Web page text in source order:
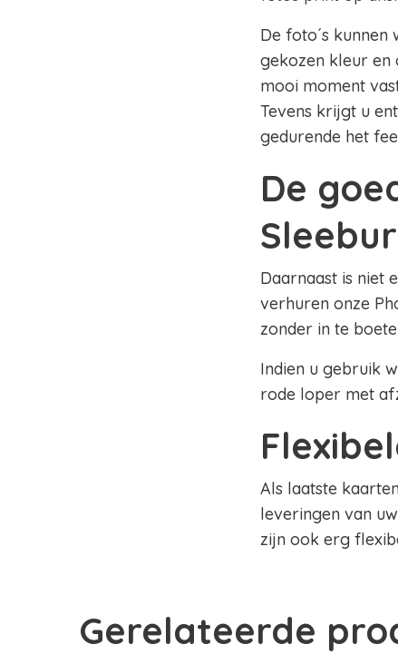
De foto´s
gekozen kleur
mooi moment
Tevens krijgt u
gedurende het
De
Daarnaast is niet
verhuren onze
zonder in te
Indien u gebruik
rode loper met
Als laatste
leveringen van
zijn ook erg
Gerelateerde